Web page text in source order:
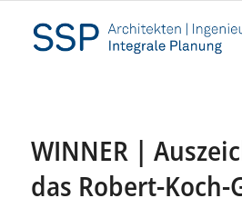
WINNER |
das Robert-Koch-